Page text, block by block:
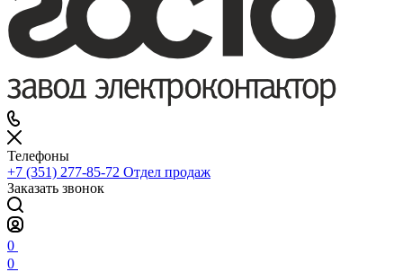
Телефоны
+7 (351) 277-85-72 Отдел продаж
Заказать звонок
0
0